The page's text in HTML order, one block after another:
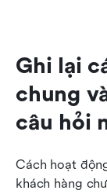
Ghi lại
chung
câu hỏi
Cách hoạt
khách hàng